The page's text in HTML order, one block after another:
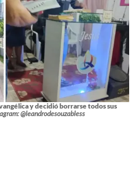
y decidió borrarse todos sus
@leandrodesouzabless